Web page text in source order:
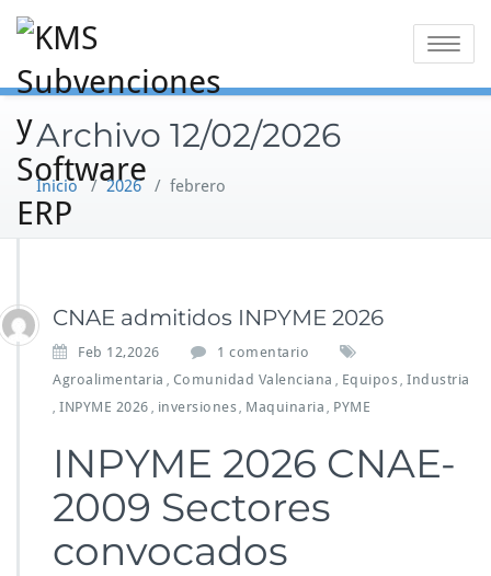
contenido
Alternar
Archivo 12/02/2026
Inicio/2026/ febrero
CNAE admitidos INPYME 2026
Feb 12,2026 1 comentario
n
N
E
d
m
Agroalimentaria Comunidad Valenciana Equipos Industria
INPYME 2026 inversiones Maquinaria PYME
INPYME 2026 CNAE-
2009 Sectores
convocados